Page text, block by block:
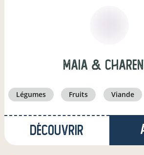
Maia &
légumes fruits viande
Découvrir